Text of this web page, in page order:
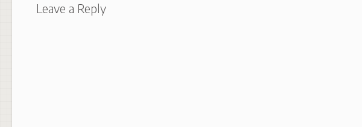
Leave a Reply